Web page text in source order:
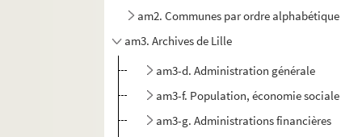
am2. Communes par ordre alphabétique
am3. Archives de Lille
am3-d. Administration générale
am3-f. Population, économie sociale
am3-g. Administrations financières